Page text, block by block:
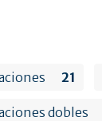
21
dobles